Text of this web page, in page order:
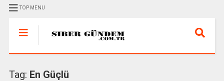
TOP MENU
Tag: En Güçlü